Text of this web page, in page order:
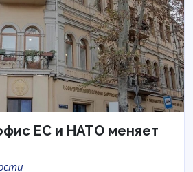
ЕС и НАТО меняет